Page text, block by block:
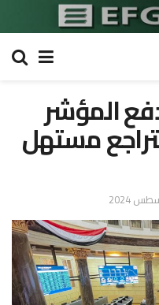
المؤشر
مستهل